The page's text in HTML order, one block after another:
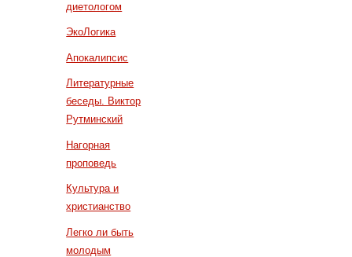
диетологом
ЭкоЛогика
Апокалипсис
Литературные
беседы. Виктор
Рутминский
Нагорная
проповедь
Культура и
христианство
Легко ли быть
молодым